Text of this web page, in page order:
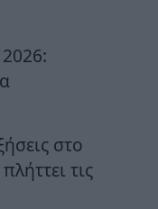
στο
τις